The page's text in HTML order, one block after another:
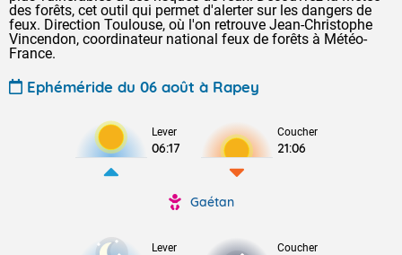
des forêts, cet outil qui permet d'alerter sur les dangers de
feux. Direction Toulouse, où l'on retrouve Jean-Christophe
Vincendon, coordinateur national feux de forêts à Météo-
France.
Ephéméride du 06 août à Rapey
Lever
06:17
Coucher
21:06
Gaétan
Lever Coucher